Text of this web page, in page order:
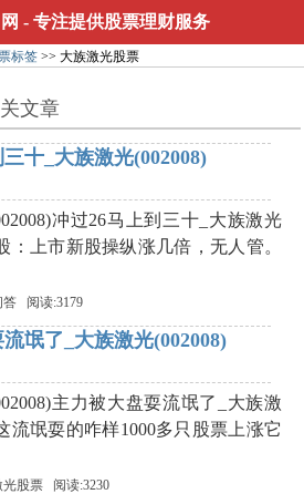
- 专注提供股票理财服务
标签 >> 大族激光股票
文章
十_大族激光(002008)
冲过26马上到三十_大族激光
：上市新股操纵涨几倍，无人管。
答 阅读:3179
氓了_大族激光(002008)
主力被大盘耍流氓了_大族激
流氓耍的咋样1000多只股票上涨它
光股票 阅读:3230